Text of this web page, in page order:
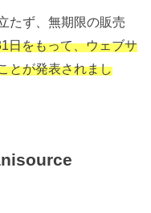
たず、無期限の販売
日をもって、ウェブサ
とが発表されまし